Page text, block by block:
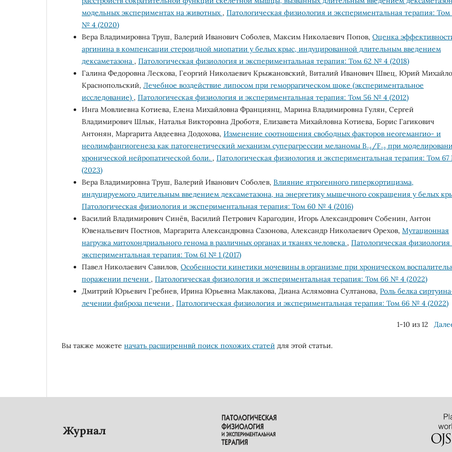
модельных экспериментах на животных , Патологическая физиология и экспериментальная терапия: Том
№ 4 (2020)
Вера Владимировна Труш, Валерий Иванович Соболев, Максим Николаевич Попов, Оценка
аргинина в компенсации стероидной миопатии у белых крыс, индуцированной длительным введением
дексаметазона , Патологическая физиология и экспериментальная терапия: Том 62 № 4 (2018)
Галина Федоровна Лескова, Георгий Николаевич Крыжановский, Виталий Иванович Швец, Юрий
Краснопольский, Лечебное воздействие липосом при геморрагическом шоке (экспериментальное
исследование) , Патологическая физиология и экспериментальная терапия: Том 56 № 4 (2012)
Инга Мовлиевна Котиева, Елена Михайловна Франциянц, Марина Владимировна Гулян, Сергей
Владимирович Шлык, Наталья Викторовна Дроботя, Елизавета Михайловна Котиева, Борис Гагикович
Антонян, Маргарита Авдеевна Додохова, Изменение соотношения свободных факторов неогемангио- и
неолимфангиогенеза как патогенетический механизм суперагрессии меланомы В₁₆/F₁₀ при
хронической нейропатической боли. , Патологическая физиология и экспериментальная терапия: Том
(2023)
Вера Владимировна Труш, Валерий Иванович Соболев, Влияние ятрогенного гиперкортицизма,
индуцируемого длительным введением дексаметазона, на энергетику мышечного сокращения у белых
Патологическая физиология и экспериментальная терапия: Том 60 № 4 (2016)
Василий Владимирович Синёв, Василий Петрович Карагодин, Игорь Александрович Собенин, Антон
Ювенальевич Постнов, Маргарита Александровна Сазонова, Александр Николаевич Орехов, Мутационная
нагрузка митохондриального генома в различных органах и тканях человека , Патологическая физиология
экспериментальная терапия: Том 61 № 1 (2017)
Павел Николаевич Савилов, Особенности кинетики мочевины в организме при хроническом
поражении печени , Патологическая физиология и экспериментальная терапия: Том 66 № 4 (2022)
Дмитрий Юрьевич Гребнев, Ирина Юрьевна Маклакова, Диана Аслямовна Султанова, Роль белка
лечении фиброза печени , Патологическая физиология и экспериментальная терапия: Том 66 № 4 (2022)
1-10 из 12
Вы также можете начать расширеннвй поиск похожих статей для этой статьи.
Журнал